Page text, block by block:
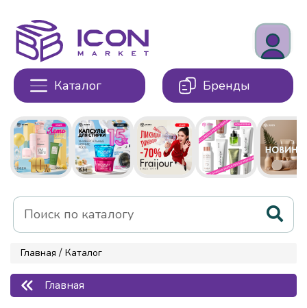
Каталог Бренды
Главная / Каталог
Главная